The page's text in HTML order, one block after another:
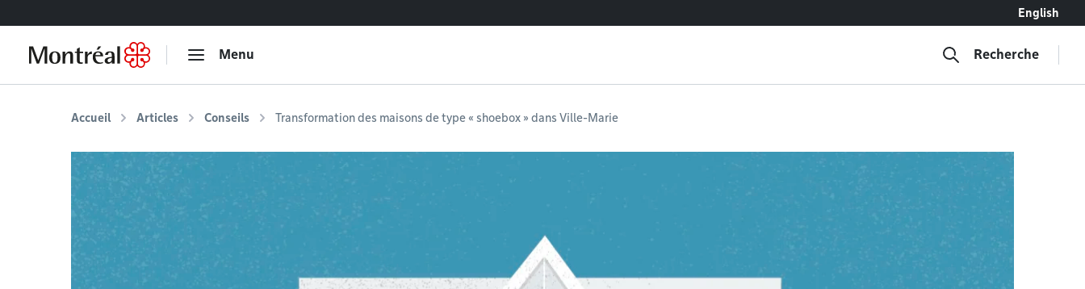
English
Menu Recherche
Accueil Articles Conseils Transformation des maisons de type « shoebox » dans Ville-Marie